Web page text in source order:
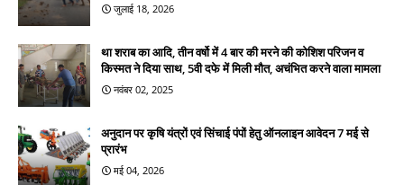
जुलाई 18, 2026
था शराब का आदि, तीन वर्षो में 4 बार की मरने की कोशिश परिजन व
किस्मत ने दिया साथ, 5वी दफे में मिली मौत, अचंभित करने वाला मामला
नवंबर 02, 2025
अनुदान पर कृषि यंत्रों एवं सिंचाई पंपों हेतु ऑनलाइन आवेदन 7 मई से
प्रारंभ
मई 04, 2026